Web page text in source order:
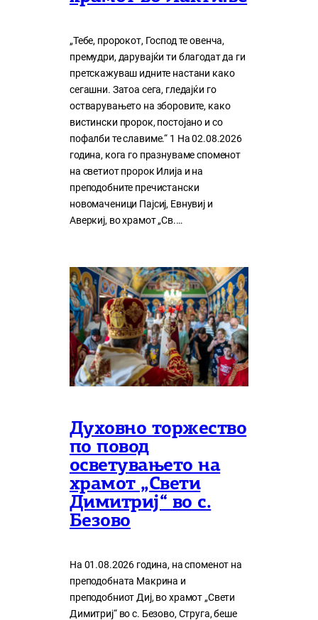
„Тебе, пророкот, Господ те овенча,
премудри, дарувајќи ти благодат да ги
претскажуваш идните настани како
сегашни. Затоа сега, гледајќи го
остварувањето на зборовите, како
вистински пророк, постојано и со
пофалби те славиме.“ 1 На 02.08.2026
година, кога го празнуваме споменот
на светиот пророк Илија и на
преподобните пречистански
новомаченици Пајсиј, Евнувиј и
Аверкиј, во храмот „Св.…
Духовно торжество
по повод
осветувањето на
храмот „Свети
Димитриј“ во с.
Безово
На 01.08.2026 година, на споменот на
преподобната Макрина и
преподобниот Диј, во храмот „Свети
Димитриј“ во с. Безово, Струга, беше